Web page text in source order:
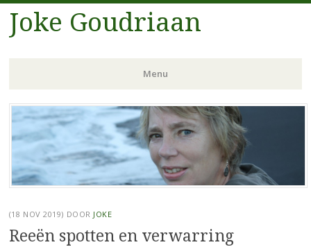
Joke Goudriaan
Menu
Spring
naar
inhoud
(18 NOV 2019) DOOR JOKE
Reeën spotten en verwarring